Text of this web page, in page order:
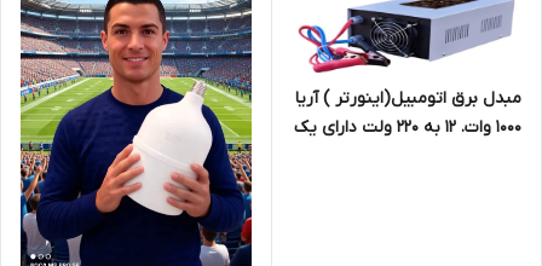
مبدل برق اتومبیل(اینورتر ) آریا
1000 وات. 12 به 220 ولت دارای یک